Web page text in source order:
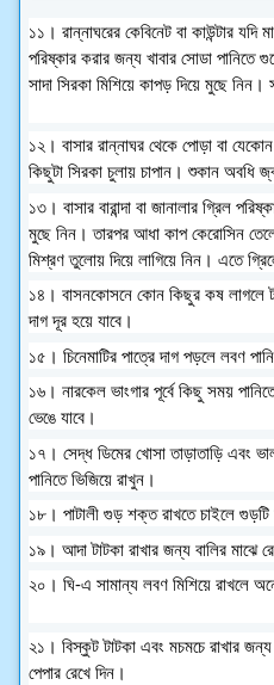
১১। রান্নাঘরের কেবিনেট বা কাউন্টার যদি
পরিষ্কার করার জন্য খাবার সোডা পানিতে
সাদা সিরকা মিশিয়ে কাপড় দিয়ে মুছে নিন।
১২। বাসার রান্নাঘর থেকে পোড়া বা
কিছুটা সিরকা চুলায় চাপান। শুকান অবধি
১৩। বাসার বারান্দা বা জানালার গ্রিল
মুছে নিন। তারপর আধা কাপ কেরোসিন
মিশ্রণ তুলোয় দিয়ে লাগিয়ে নিন। এতে
১৪। বাসনকোসনে কোন কিছুর কষ লাগলে
দাগ দূর হয়ে যাবে।
১৫। চিনেমাটির পাত্রে দাগ পড়লে লবণ
১৬। নারকেল ভাংগার পূর্বে কিছু সময়
ভেঙে যাবে।
১৭। সেদ্ধ ডিমের খোসা তাড়াতাড়ি এবং
পানিতে ভিজিয়ে রাখুন।
১৮। পাটালী গুড় শক্ত রাখতে চাইলে গুড়টি
১৯। আদা টাটকা রাখার জন্য বালির মাঝে
২০। ঘি-এ সামান্য লবণ মিশিয়ে রাখলে
২১। বিস্কুট টাটকা এবং মচমচে রাখার
পেপার রেখে দিন।